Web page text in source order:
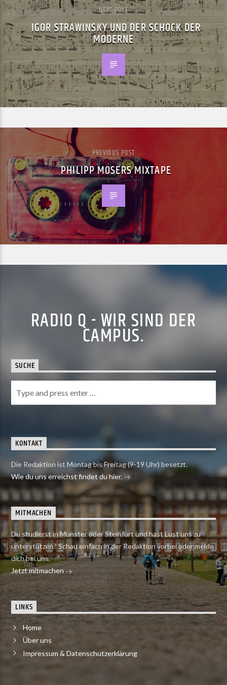
NEXT POST
IGOR STRAWINSKY UND DER SCHOCK DER
MODERNE
PREVIOUS POST
PHILIPP MOSERS MIXTAPE
RADIO Q - WIR SIND DER
CAMPUS.
SUCHE
KONTAKT
Die Redaktion ist Montag bis Freitag (9-19 Uhr) besetzt.
Wie du uns erreichst findet du hier.
MITMACHEN
Du studierst in Münster oder Steinfurt und hast Lust uns zu
unterstützen? Schau einfach in der Redaktion vorbei oder melde
dich bei uns.
Jetzt mitmachen
LINKS
Home
Über uns
Impressum & Datenschutzerklärung